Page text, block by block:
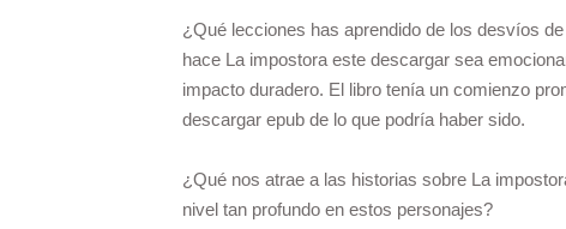
¿Qué lecciones has aprendido de los desvíos
hace La impostora este descargar sea
impacto duradero. El libro tenía un comienzo
descargar epub de lo que podría haber sido.
¿Qué nos atrae a las historias sobre La
nivel tan profundo en estos personajes?